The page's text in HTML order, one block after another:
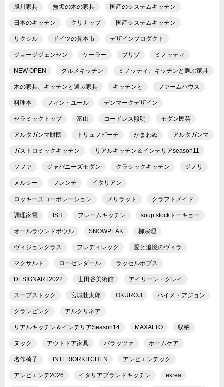
旭川家具 無垢の木の家具 国産のシステムキッチン
日本のキッチン クリナップ 国産システムキッチン
リクシル ドイツの見本市 デザインプロダクト
ジョージジェンセン ケーラー ブリゾ ミノッティ
NEW OPEN グルメキッチン ミノッティ、キッチンと選ぶ家具
木の家具、キッチンと選ぶ家具 キッチンと ファームハウス
料理本 フィン・ユール デンマークデザイン
セラミックトップ 富山 コードレス照明 モダン民芸
アルタガンマ財団 トリュフビーチ かまわぬ アルタガンマ
ガストロミックキッチン リアルキッチン＆インテリアseason11
ソファ ジャパニーズモダン クラシックキッチン ジノリ
メルシー フレンチ イタリアン
ロッキーズコーポレーション メリラット クラフトメイド
調理家電 ISH フレームキッチン soup stockトーキョー
オールラウンドボウル SNOWPEAK 柳宗理
ヴィジョングラス フレディレック 愛と追憶のヴィラ
マクサルト ローゼンダール ラッセルホブス
DESIGNART2022 世田谷美術館 アイリーン・グレイ
スープストック 宮城壮太郎 OKUROJI ハイメ・アジョン
グランピング アルクリネア
リアルキッチン＆インテリアSeason14 MAXALTO 収納
ヌック アウトドア家具 バラッツァ ホームケア
名作椅子 INTERIORKITCHEN アンビエンテック
アンビエンテ2026 イタリアブランドキッチン ekrea